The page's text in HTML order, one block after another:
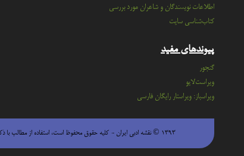
اطلاعات نویسندگان و شاعران مورد بررسی
کتاب‌شناسی سایت
پیوندهای مفید
گنجور
ویراست‌لایو
ویراسباز: ویراستار رایگان فارسی
۱۳۹۳ © نقشه ادبی ایران - كليه حقوق محفوظ است، استفاده از مطالب با ذكر منبع بلامانع است.